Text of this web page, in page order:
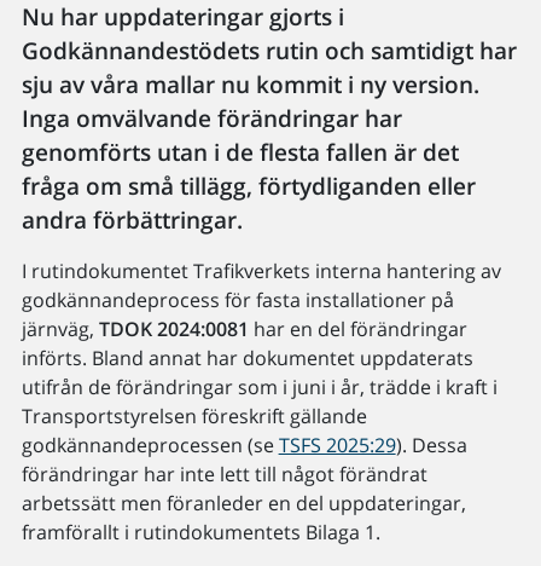
Nu har uppdateringar gjorts i
Godkännandestödets rutin och samtidigt har
sju av våra mallar nu kommit i ny version.
Inga omvälvande förändringar har
genomförts utan i de flesta fallen är det
fråga om små tillägg, förtydliganden eller
andra förbättringar.
I rutindokumentet Trafikverkets interna hantering av
godkännandeprocess för fasta installationer på
järnväg, TDOK 2024:0081 har en del förändringar
införts. Bland annat har dokumentet uppdaterats
utifrån de förändringar som i juni i år, trädde i kraft i
Transportstyrelsen föreskrift gällande
godkännandeprocessen (seTSFS 2025:29). Dessa
förändringar har inte lett till något förändrat
arbetssätt men föranleder en del uppdateringar,
framförallt i rutindokumentets Bilaga 1.